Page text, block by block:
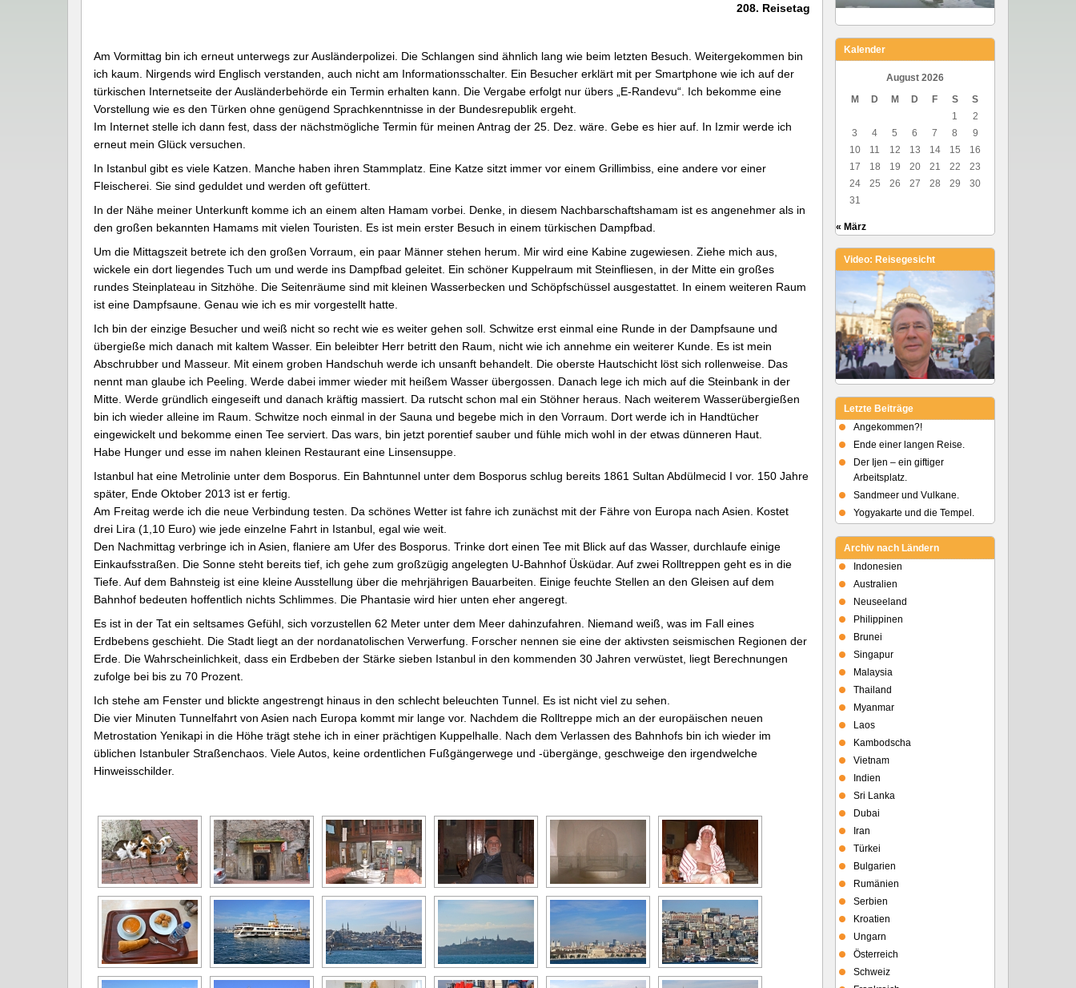
2208. Reisetag
Am Vormittag bin ich erneut unterwegs zur Ausländerpolizei. Die Schlangen sind ähnlich lang wie beim letzten Besuch. Weitergekommen bin
ich kaum. Nirgends wird Englisch verstanden, auch nicht am Informationsschalter. Ein Besucher erklärt mit per Smartphone wie ich auf der
türkischen Internetseite der Ausländerbehörde ein Termin erhalten kann. Die Vergabe erfolgt nur übers „E-Randevu“. Ich bekomme eine
Vorstellung wie es den Türken ohne genügend Sprachkenntnisse in der Bundesrepublik ergeht.
Im Internet stelle ich dann fest, dass der nächstmögliche Termin für meinen Antrag der 25. Dez. wäre. Gebe es hier auf. In Izmir werde ich
erneut mein Glück versuchen.
In Istanbul gibt es viele Katzen. Manche haben ihren Stammplatz. Eine Katze sitzt immer vor einem Grillimbiss, eine andere vor einer
Fleischerei. Sie sind geduldet und werden oft gefüttert.
In der Nähe meiner Unterkunft komme ich an einem alten Hamam vorbei. Denke, in diesem Nachbarschaftshamam ist es angenehmer als in
den großen bekannten Hamams mit vielen Touristen. Es ist mein erster Besuch in einem türkischen Dampfbad.
Um die Mittagszeit betrete ich den großen Vorraum, ein paar Männer stehen herum. Mir wird eine Kabine zugewiesen. Ziehe mich aus,
wickele ein dort liegendes Tuch um und werde ins Dampfbad geleitet. Ein schöner Kuppelraum mit Steinfliesen, in der Mitte ein großes
rundes Steinplateau in Sitzhöhe. Die Seitenräume sind mit kleinen Wasserbecken und Schöpfschüssel ausgestattet. In einem weiteren Raum
ist eine Dampfsaune. Genau wie ich es mir vorgestellt hatte.
Ich bin der einzige Besucher und weiß nicht so recht wie es weiter gehen soll. Schwitze erst einmal eine Runde in der Dampfsaune und
übergieße mich danach mit kaltem Wasser. Ein beleibter Herr betritt den Raum, nicht wie ich annehme ein weiterer Kunde. Es ist mein
Abschrubber und Masseur. Mit einem groben Handschuh werde ich unsanft behandelt. Die oberste Hautschicht löst sich rollenweise. Das
nennt man glaube ich Peeling. Werde dabei immer wieder mit heißem Wasser übergossen. Danach lege ich mich auf die Steinbank in der
Mitte. Werde gründlich eingeseift und danach kräftig massiert. Da rutscht schon mal ein Stöhner heraus. Nach weiterem Wasserübergießen
bin ich wieder alleine im Raum. Schwitze noch einmal in der Sauna und begebe mich in den Vorraum. Dort werde ich in Handtücher
eingewickelt und bekomme einen Tee serviert. Das wars, bin jetzt porentief sauber und fühle mich wohl in der etwas dünneren Haut.
Habe Hunger und esse im nahen kleinen Restaurant eine Linsensuppe.
Istanbul hat eine Metrolinie unter dem Bosporus. Ein Bahntunnel unter dem Bosporus schlug bereits 1861 Sultan Abdülmecid I vor. 150 Jahre
später, Ende Oktober 2013 ist er fertig.
Am Freitag werde ich die neue Verbindung testen. Da schönes Wetter ist fahre ich zunächst mit der Fähre von Europa nach Asien. Kostet
drei Lira (1,10 Euro) wie jede einzelne Fahrt in Istanbul, egal wie weit.
Den Nachmittag verbringe ich in Asien, flaniere am Ufer des Bosporus. Trinke dort einen Tee mit Blick auf das Wasser, durchlaufe einige
Einkaufsstraßen. Die Sonne steht bereits tief, ich gehe zum großzügig angelegten U-Bahnhof Üsküdar. Auf zwei Rolltreppen geht es in die
Tiefe. Auf dem Bahnsteig ist eine kleine Ausstellung über die mehrjährigen Bauarbeiten. Einige feuchte Stellen an den Gleisen auf dem
Bahnhof bedeuten hoffentlich nichts Schlimmes. Die Phantasie wird hier unten eher angeregt.
Es ist in der Tat ein seltsames Gefühl, sich vorzustellen 62 Meter unter dem Meer dahinzufahren. Niemand weiß, was im Fall eines
Erdbebens geschieht. Die Stadt liegt an der nordanatolischen Verwerfung. Forscher nennen sie eine der aktivsten seismischen Regionen der
Erde. Die Wahrscheinlichkeit, dass ein Erdbeben der Stärke sieben Istanbul in den kommenden 30 Jahren verwüstet, liegt Berechnungen
zufolge bei bis zu 70 Prozent.
Ich stehe am Fenster und blickte angestrengt hinaus in den schlecht beleuchten Tunnel. Es ist nicht viel zu sehen.
Die vier Minuten Tunnelfahrt von Asien nach Europa kommt mir lange vor. Nachdem die Rolltreppe mich an der europäischen neuen
Metrostation Yenikapi in die Höhe trägt stehe ich in einer prächtigen Kuppelhalle. Nach dem Verlassen des Bahnhofs bin ich wieder im
üblichen Istanbuler Straßenchaos. Viele Autos, keine ordentlichen Fußgängerwege und -übergänge, geschweige den irgendwelche
Hinweisschilder.
Kalender
August 2026
M
D M D F S
S
1
2
3
4 5 6 7 8
9
10
11 12 13 14 15
16
17
18 19 20 21 22
23
24
25 26 27 28 29
30
31
« März
Video: Reisegesicht
Letzte Beiträge
Angekommen?!
Ende einer langen Reise.
Der Ijen – ein giftiger
Arbeitsplatz.
Sandmeer und Vulkane.
Yogyakarte und die Tempel.
Archiv nach Ländern
Indonesien
Australien
Neuseeland
Philippinen
Brunei
Singapur
Malaysia
Thailand
Myanmar
Laos
Kambodscha
Vietnam
Indien
Sri Lanka
Dubai
Iran
Türkei
Bulgarien
Rumänien
Serbien
Kroatien
Ungarn
Österreich
Schweiz